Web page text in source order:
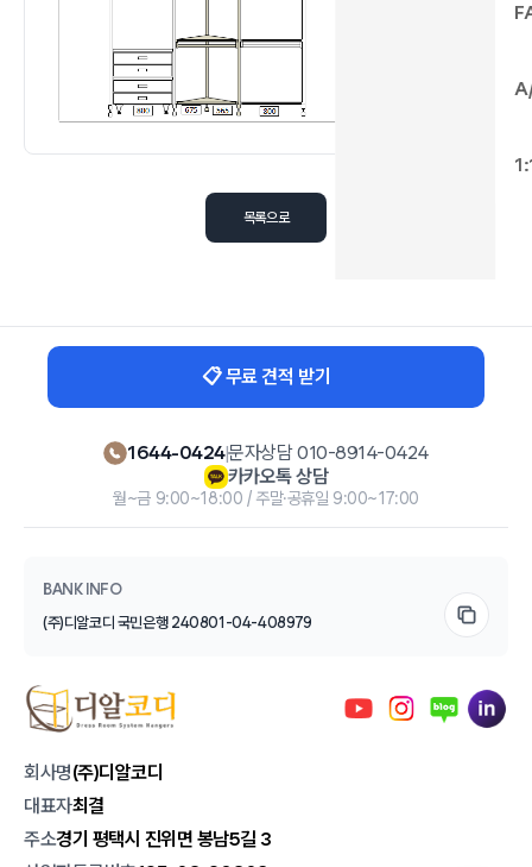
목록으로
📋 무료 견적 받기
1644-0424|문자상담 010-8914-0424
카카오톡 상담
월~금 9:00~18:00 / 주말·공휴일 9:00~17:00
BANK INFO
(주)디알코디 국민은행 240801-04-408979
회사명(주)디알코디
대표자최결
주소경기 평택시 진위면 봉남5길 3